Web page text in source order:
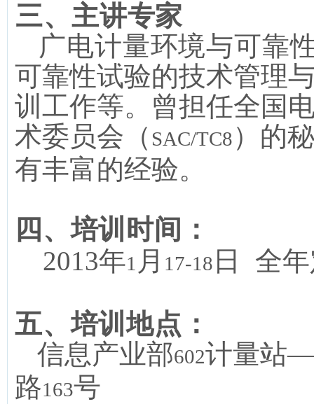
三、主讲专家
广电计量环境与可靠
可靠性试验的技术管理
训工作等。曾担任全国
术委员会（ SAC/TC8 ）的
有丰富的经验。
四、培训时间：
2013年1 月 17-18 日 全
五、培训地点：
信息产业部602计量站—
路163号